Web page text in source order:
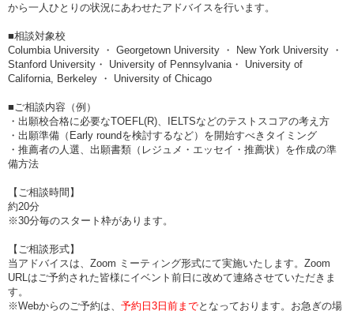
から一人ひとりの状況にあわせたアドバイスを行います。
■相談対象校
Columbia University ・ Georgetown University ・ New York University ・
Stanford University・ University of Pennsylvania・ University of
California, Berkeley ・ University of Chicago
■ご相談内容（例）
・出願校合格に必要なTOEFL(R)、IELTSなどのテストスコアの考え方
・出願準備（Early roundを検討するなど）を開始すべきタイミング
・推薦者の人選、出願書類（レジュメ・エッセイ・推薦状）を作成の準
備方法
【ご相談時間】
約20分
※30分毎のスタート枠があります。
【ご相談形式】
当アドバイスは、Zoom ミーティング形式にて実施いたします。Zoom
URLはご予約された皆様にイベント前日に改めて連絡させていただきま
す。
※Webからのご予約は、 予約日3日前までとなっております。お急ぎの場